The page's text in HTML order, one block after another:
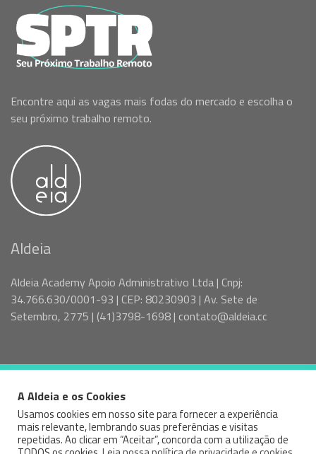
Encontre aqui as vagas mais fodas do mercado e escolha o
seu próximo trabalho remoto.
Aldeia
Aldeia Academy Apoio Administrativo Ltda | Cnpj:
34.766.630/0001-93 | CEP: 80230903 | Av. Sete de
Setembro, 2775 | (41)3798-1698 | contato@aldeia.cc
© 2026 VAGAS SPTR - ALDEIA — ALL RIGHTS RESERVED
Facebook
Instagram
Linked
A Aldeia e os Cookies
Usamos cookies em nosso site para fornecer a experiência
mais relevante, lembrando suas preferências e visitas
repetidas. Ao clicar em “Aceitar”, concorda com a utilização de